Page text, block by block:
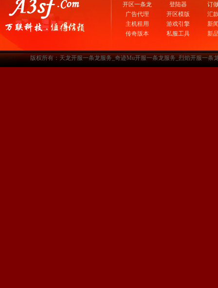
开区一条龙
广告代理
主机租用
传奇版本
登陆器
开区模版
游戏引擎
私服工具
订
汇
新
新
版权所有：天龙开服一条龙服务_奇迹Mu开服一条龙服务_烈焰开服一条